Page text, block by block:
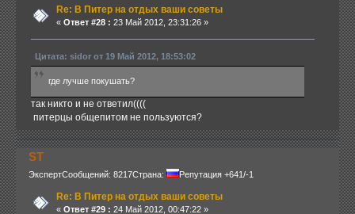
Re: В Питер на отдых ваши советы
« Ответ #28 : 23 Май 2012, 23:31:26 »
Цитата: sidor от 19 Май 2012, 18:53:02
где лучше покушать?
так никто и не ответил((((
питерцы общепитом не пользуются?
ST
ЭкспертСообщений: 8217Страна: Репутация +641/-1
Re: В Питер на отдых ваши советы
« Ответ #29 : 24 Май 2012, 00:47:22 »